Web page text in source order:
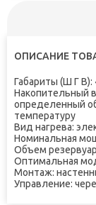
ОПИСАНИЕ
Габариты (Ш Г В):
Накопительный
определенный
температуру
Вид нагрева:
Номинальная
Объем
Оптимальная
Монтаж:
Управление: